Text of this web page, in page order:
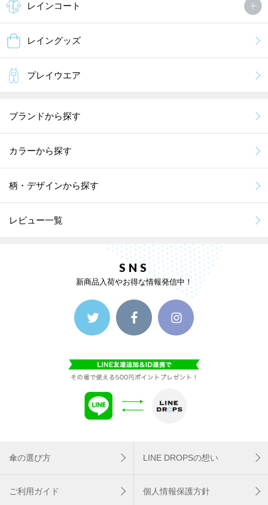
レインコート
レイングッズ
プレイウエア
ブランドから探す
カラーから探す
柄・デザインから探す
レビュー一覧
SNS
新商品入荷やお得な情報発信中！
傘の選び方 LINE DROPSの想い
ご利用ガイド 個人情報保護方針